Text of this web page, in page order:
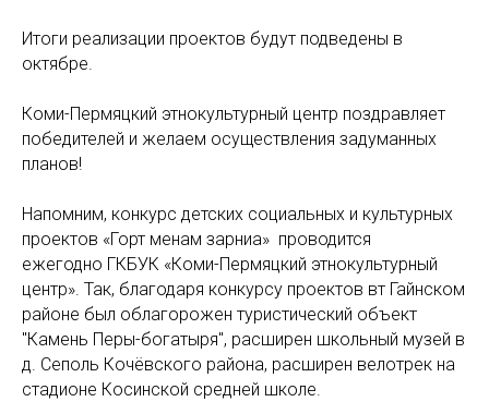
Итоги реализации проектов будут подведены в
октябре.
Коми-Пермяцкий этнокультурный центр поздравляет
победителей и желаем осуществления задуманных
планов!
Напомним, конкурс детских социальных и культурных
проектов «Горт менам зарниа» проводится
ежегодно ГКБУК «Коми-Пермяцкий этнокультурный
центр». Так, благодаря конкурсу проектов вт Гайнском
районе был облагорожен туристический объект
"Камень Перы-богатыря", расширен школьный музей в
д. Сеполь Кочёвского района, расширен велотрек на
стадионе Косинской средней школе.